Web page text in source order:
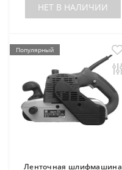
НЕТ В НАЛИЧИИ
Популярный
Ленточная шлифмашина